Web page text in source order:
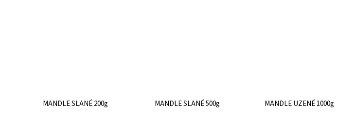
MANDLE SLANÉ 200g MANDLE SLANÉ 500g MANDLE UZENÉ 1000g